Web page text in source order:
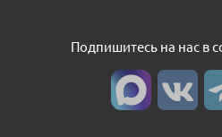
Подпишитесь на нас в